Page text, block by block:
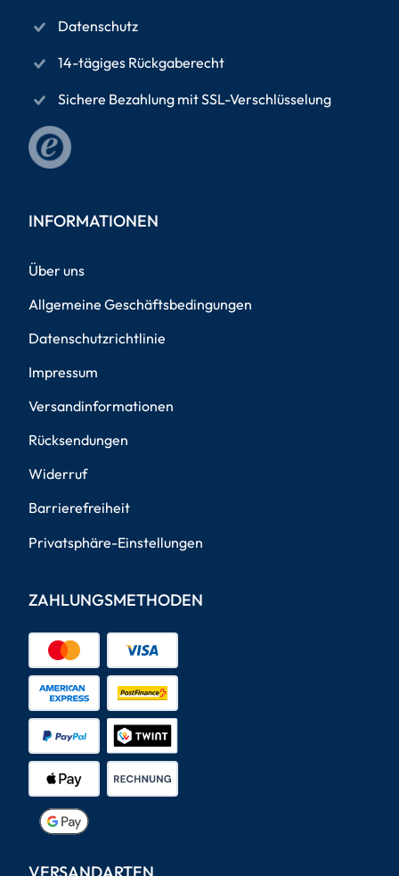
Datenschutz
14-tägiges Rückgaberecht
Sichere Bezahlung mit SSL-Verschlüsselung
INFORMATIONEN
Über uns
Allgemeine Geschäftsbedingungen
Datenschutzrichtlinie
Impressum
Versandinformationen
Rücksendungen
Widerruf
Barrierefreiheit
Privatsphäre-Einstellungen
ZAHLUNGSMETHODEN